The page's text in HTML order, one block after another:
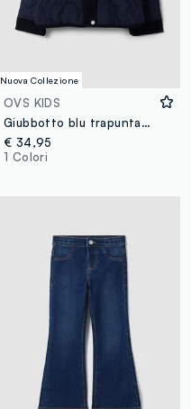
Nuova Collezione
OVS KIDS
Giubbotto blu trapuntato con cappuccio e bordi a costine per bambina
€ 34,95
1 Colori